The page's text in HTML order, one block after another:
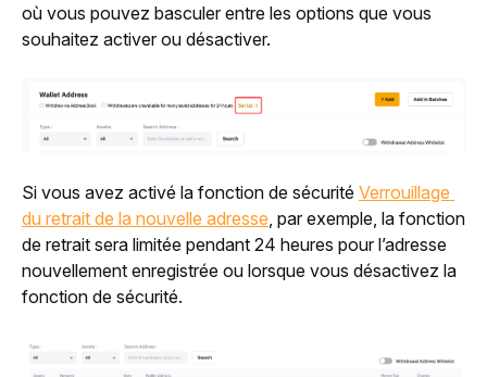
où vous pouvez basculer entre les options que vous
souhaitez activer ou désactiver.
Si vous avez activé la fonction de sécurité Verrouillage
du retrait de la nouvelle adresse, par exemple, la fonction
de retrait sera limitée pendant 24 heures pour l’adresse
nouvellement enregistrée ou lorsque vous désactivez la
fonction de sécurité.